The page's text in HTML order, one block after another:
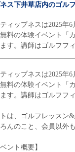
ス下井草店内のゴル
ィップネスは2025年
料の体験イベント「
す。講師はゴルフフ
ィップネスは2025年
料の体験イベント「
す。講師はゴルフフ
は、ゴルフレッスン
んのこと、会員以外
ント概要】